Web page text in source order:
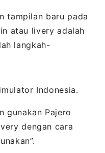
tampilan baru pada
atau livery adalah
langkah-
Indonesia.
gunakan Pajero
dengan cara